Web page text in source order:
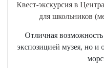
Квест-экскурсия в
для школьников
Отличная возможность
экспозицией музея, но и